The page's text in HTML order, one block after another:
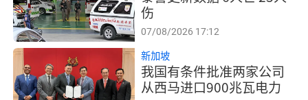
伤
07/08/2026 17:12
我国有条件批准两家公司
从西马进口900兆瓦电力
新加坡